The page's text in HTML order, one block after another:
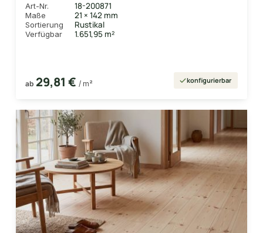
Art-Nr. 18-200871
Maße 21 × 142 mm
Sortierung Rustikal
Verfügbar 1.651,95 m²
ab 29,81 € / m² konfigurierbar